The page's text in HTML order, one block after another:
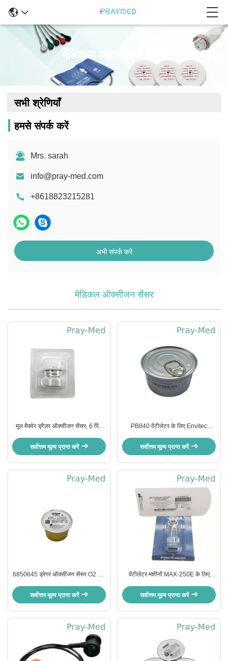
मेडिकल ऑक्सीजन सेंसर
सभी श्रेणियाँ
हमसे संपर्क करें
Mrs. sarah
info@pray-med.com
+8618823215281
अभी संपर्क करें
मेडिकल ऑक्सीजन सेंसर
मूल मैक्वेर ड्रैज़र ऑक्सीजन सेंसर, 6 पिंस
सर्वोत्तम मूल्य प्राप्त करें
PB840 वेंटीलेटर के लिए Envitec
मोलेक्स कनेक्टर
सर्वोत्तम मूल्य प्राप्त करें
6850645 ड्रेगर ऑक्सीजन सेंसर O2 सेल
सर्वोत्तम मूल्य प्राप्त करें
वेंटीलेटर मशीनों MAX-250E के लिए
सर्वोत्तम मूल्य प्राप्त करें